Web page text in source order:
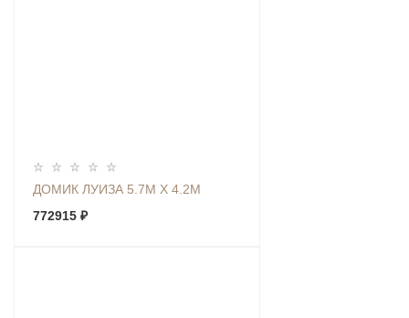
ДОМИК ЛУИЗА 5.7М Х 4.2М
772915 ₽